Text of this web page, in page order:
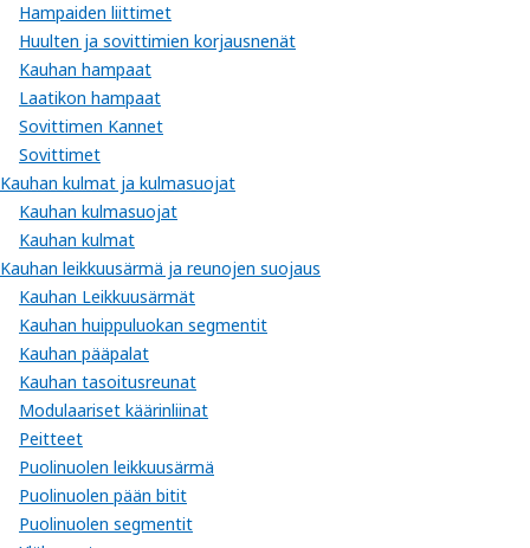
Hampaiden liittimet
Huulten ja sovittimien korjausnenät
Kauhan hampaat
Laatikon hampaat
Sovittimen Kannet
Sovittimet
Kauhan kulmat ja kulmasuojat
Kauhan kulmasuojat
Kauhan kulmat
Kauhan leikkuusärmä ja reunojen suojaus
Kauhan Leikkuusärmät
Kauhan huippuluokan segmentit
Kauhan pääpalat
Kauhan tasoitusreunat
Modulaariset käärinliinat
Peitteet
Puolinuolen leikkuusärmä
Puolinuolen pään bitit
Puolinuolen segmentit